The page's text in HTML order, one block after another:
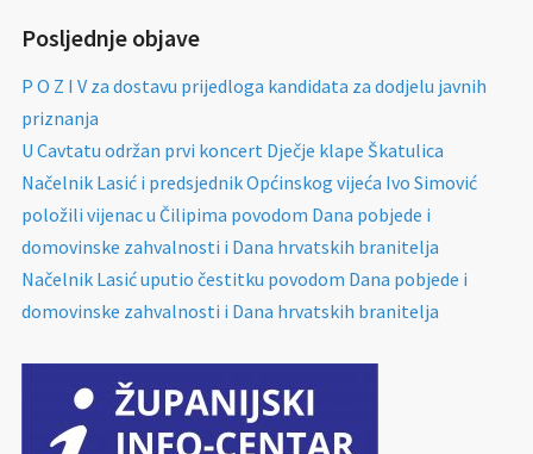
Posljednje objave
P O Z I V za dostavu prijedloga kandidata za dodjelu javnih
priznanja
U Cavtatu održan prvi koncert Dječje klape Škatulica
Načelnik Lasić i predsjednik Općinskog vijeća Ivo Simović
položili vijenac u Čilipima povodom Dana pobjede i
domovinske zahvalnosti i Dana hrvatskih branitelja
Načelnik Lasić uputio čestitku povodom Dana pobjede i
domovinske zahvalnosti i Dana hrvatskih branitelja